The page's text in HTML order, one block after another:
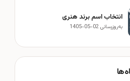
انتخاب اسم برند هنری
به‌روزرسانی 02-05-1405